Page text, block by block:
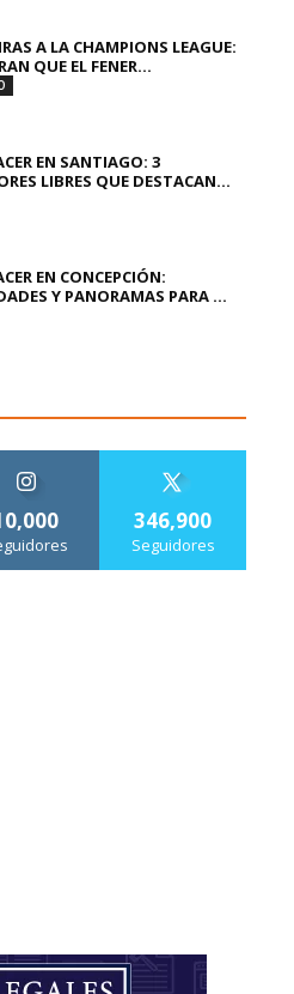
A LA CHAMPIONS LEAGUE:
QUE EL FENER...
EN SANTIAGO: 3
LIBRES QUE DESTACAN...
EN CONCEPCIÓN:
Y PANORAMAS PARA ...
346,900
Seguidores